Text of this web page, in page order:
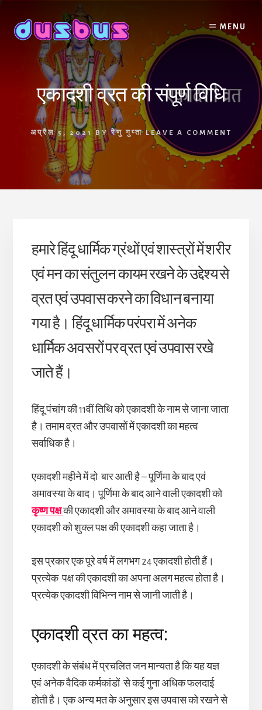
Skip
content
MENU
एकादशी व्रत की संपूर्ण विधि
अप्रैल 5, 2021 BYरेणु गुप्ता LEAVE A COMMENT
हमारे हिंदू धार्मिक ग्रंथों एवं शास्त्रों में शरीर
एवं मन का संतुलन कायम रखने के उद्देश्य से
व्रत एवं उपवास करने का विधान बनाया
गया है। हिंदू धार्मिक परंपरा में अनेक
धार्मिक अवसरों पर व्रत एवं उपवास रखे
जाते हैं।
हिंदू पंचांग की 11वीं तिथि को एकादशी के नाम से जाना जाता
है। तमाम व्रत और उपवासों में एकादशी का महत्व
सर्वाधिक है।
एकादशी महीने में दो बार आती है – पूर्णिमा के बाद एवं
अमावस्या के बाद। पूर्णिमा के बाद आने वाली एकादशी को
कृष्ण पक्षकी एकादशी और अमावस्या के बाद आने वाली
एकादशी को शुक्ल पक्ष की एकादशी कहा जाता है।
इस प्रकार एक पूरे वर्ष में लगभग 24 एकादशी होती हैं।
प्रत्येक पक्ष की एकादशी का अपना अलग महत्व होता है।
प्रत्येक एकादशी विभिन्न नाम से जानी जाती है।
एकादशी व्रत का महत्व:
एकादशी के संबंध में प्रचलित जन मान्यता है कि यह यज्ञ
एवं अनेक वैदिक कर्मकांडों से कई गुना अधिक फलदाई
होती है। एक अन्य मत के अनुसार इस उपवास को रखने से